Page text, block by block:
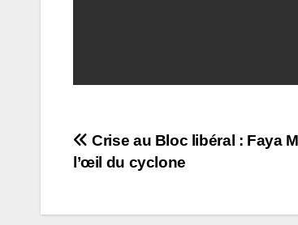
Navigation
l’article
Crise au Bloc libéral : Faya
l’œil du cyclone